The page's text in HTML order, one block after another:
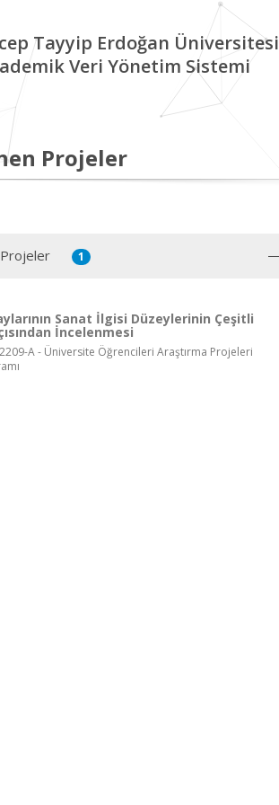
Tayyip Erdoğan Üniversitesi
Veri Yönetim Sistemi
Projeler
1
Sanat İlgisi Düzeylerinin Çeşitli
İncelenmesi
A - Üniversite Öğrencileri Araştırma Projeleri